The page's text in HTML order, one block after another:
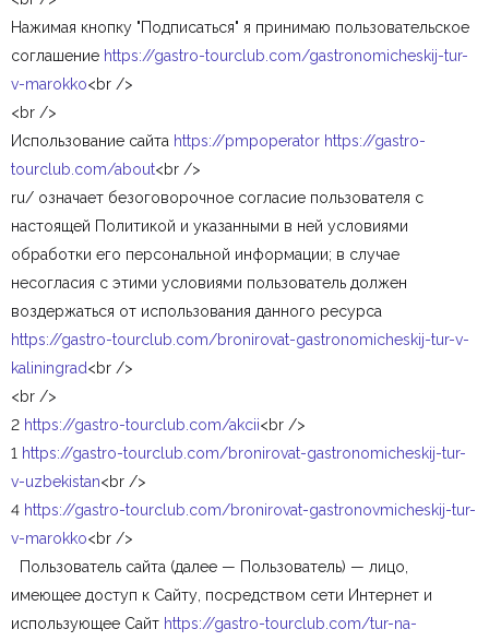
Нажимая кнопку "Подписаться" я принимаю пользовательское
соглашение https://gastro-tourclub.com/gastronomicheskij-tur-
v-marokko<br />
<br />
Использование сайта https://pmpoperator https://gastro-
tourclub.com/about<br />
ru/ означает безоговорочное согласие пользователя с
настоящей Политикой и указанными в ней условиями
обработки его персональной информации; в случае
несогласия с этими условиями пользователь должен
воздержаться от использования данного ресурса
https://gastro-tourclub.com/bronirovat-gastronomicheskij-tur-v-
kaliningrad<br />
<br />
2 https://gastro-tourclub.com/akcii<br />
1 https://gastro-tourclub.com/bronirovat-gastronomicheskij-tur-
v-uzbekistan<br />
4 https://gastro-tourclub.com/bronirovat-gastronovmicheskij-tur-
v-marokko<br />
Пользователь сайта (далее — Пользователь) — лицо,
имеющее доступ к Сайту, посредством сети Интернет и
использующее Сайт https://gastro-tourclub.com/tur-na-